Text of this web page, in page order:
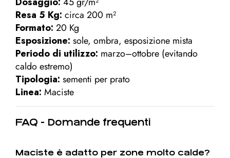
Resa 5 Kg: circa 200 m²
Formato: 20 Kg
Esposizione: sole, ombra, esposizione mista
Periodo di utilizzo: marzo–ottobre (evitando
caldo estremo)
Tipologia: sementi per prato
Linea: Maciste
FAQ - Domande frequenti
Maciste è adatto per zone molto calde?